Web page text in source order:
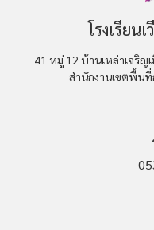
โรงเรียน
41 หมู่ 12 บ้านเหล่าเจริญเ
สำนักงานเขตพื้นที่